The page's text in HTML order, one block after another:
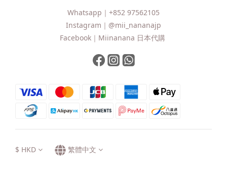
Whatsapp｜ +852 97562105
Instagram｜ @mii_nananajp
Facebook｜ Miinanana 日本代購
$ HKD 繁體中文